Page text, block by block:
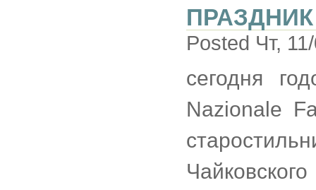
ПРАЗДНИК
Posted Чт,
сегодня
Nazionale